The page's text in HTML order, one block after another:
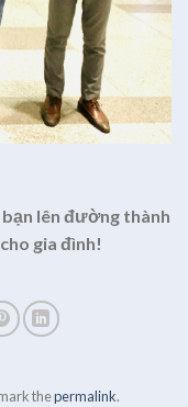
bạn lên đường thành
gia đình!
thepermalink.